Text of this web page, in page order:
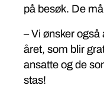
på besøk. De
– Vi ønsker
året, som blir
ansatte og de
stas!